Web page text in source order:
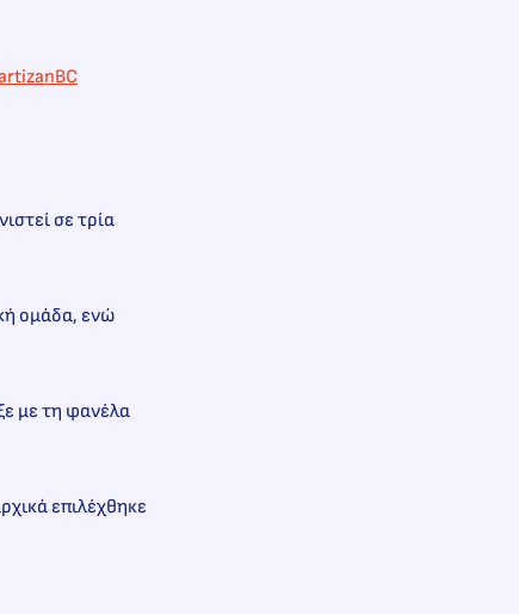
σε τρία
ομάδα, ενώ
με τη φανέλα
επιλέχθηκε